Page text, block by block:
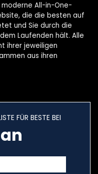
All-in-One-
die die besten auf
und Sie durch die
Laufenden hält. Alle
ihrer jeweiligen
aus ihren
FÜR BESTE BEI